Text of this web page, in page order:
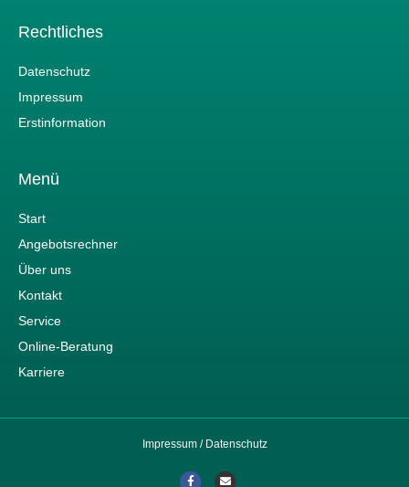
Rechtliches
Datenschutz
Impressum
Erstinformation
Menü
Start
Angebotsrechner
Über uns
Kontakt
Service
Online-Beratung
Karriere
Impressum/ Datenschutz
F E